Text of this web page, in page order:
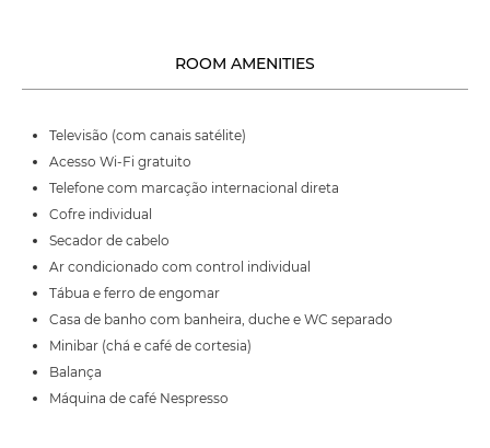
ROOM AMENITIES
Televisão (com canais satélite)
Acesso Wi-Fi gratuito
Telefone com marcação internacional direta
Cofre individual
Secador de cabelo
Ar condicionado com control individual
Tábua e ferro de engomar
Casa de banho com banheira, duche e WC separado
Minibar (chá e café de cortesia)
Balança
Máquina de café Nespresso